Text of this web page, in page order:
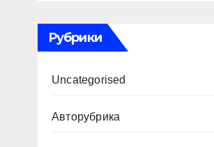
Рубрики
Uncategorised
Авторубрика